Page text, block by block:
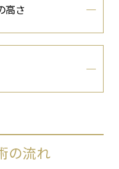
高さ
の流れ